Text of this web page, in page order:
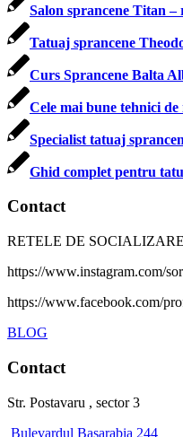
Salon sprancene Titan
Tatuaj sprancene
Curs Sprancene Balta
Cele mai bune tehnici
Specialist tatuaj
Ghid complet pentru
Contact
RETELE DE
https://www.instagram.com/
https://www.facebook.com/
BLOG
Contact
Str. Postavaru , sector 3
Bulevardul Basarabia 244